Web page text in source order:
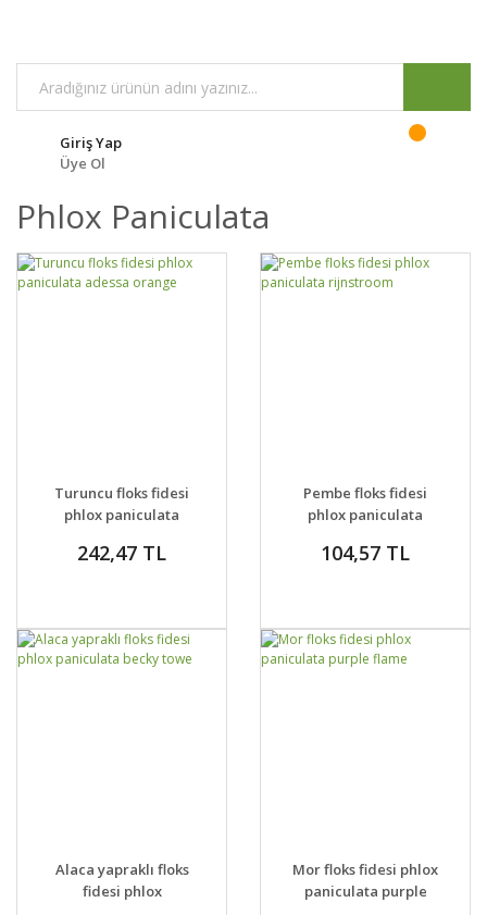
Giriş Yap
Üye Ol
Phlox Paniculata
DETAYLAR
VER
Turuncu floks fidesi
phlox paniculata
242,47 TL
DETAYLAR
VER
Pembe floks fidesi
phlox paniculata
104,57 TL
DETAYLAR
VER
Alaca yapraklı floks
fidesi phlox
DETAYLAR
VER
Mor floks fidesi phlox
paniculata purple